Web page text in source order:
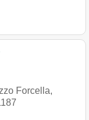
Forcella,